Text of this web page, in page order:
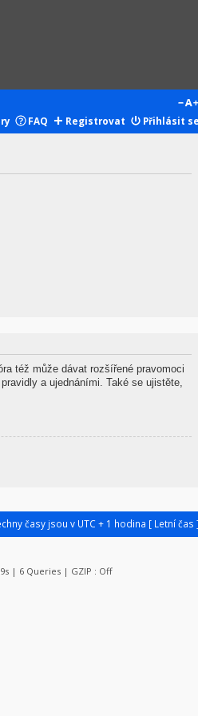
FAQ Registrovat Přihlásit se
též může dávat rozšířené pravomoci
a ujednáními. Také se ujistěte,
časy jsou v UTC + 1 hodina [ Letní čas ]
| 6 Queries | GZIP : Off